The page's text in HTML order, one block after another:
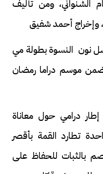
الشنواني، ومن تأليف
وإخراج أحمد شفيق
نون النسوة بطولة مي
موسم دراما رمضان
درامي حول معاناة
تطارد القمة بأقصر
بالثبات للحفاظ على